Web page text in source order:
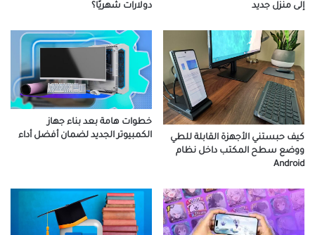
إلى منزل جديد
دولارات شهريًا؟
كيف حبستني الأجهزة القابلة للطي
ووضع سطح المكتب داخل نظام
Android
خطوات هامة بعد بناء جهاز
الكمبيوتر الجديد لضمان أفضل أداء